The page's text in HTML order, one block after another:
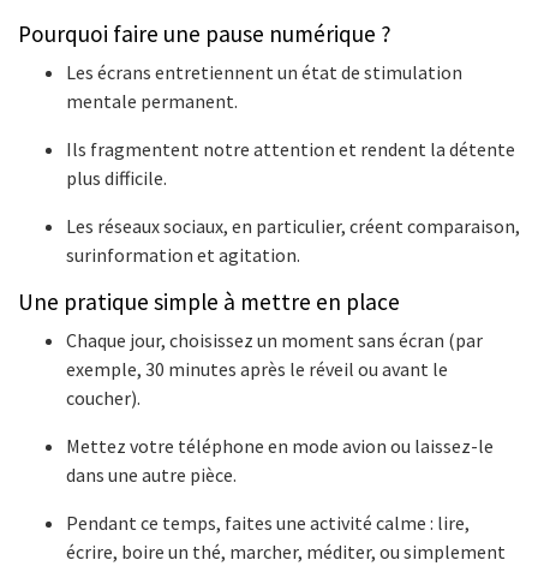
Pourquoi faire une pause numérique ?
Les écrans entretiennent un état de stimulation
mentale permanent.
Ils fragmentent notre attention et rendent la détente
plus difficile.
Les réseaux sociaux, en particulier, créent comparaison,
surinformation et agitation.
Une pratique simple à mettre en place
Chaque jour, choisissez un moment sans écran (par
exemple, 30 minutes après le réveil ou avant le
coucher).
Mettez votre téléphone en mode avion ou laissez-le
dans une autre pièce.
Pendant ce temps, faites une activité calme : lire,
écrire, boire un thé, marcher, méditer, ou simplement